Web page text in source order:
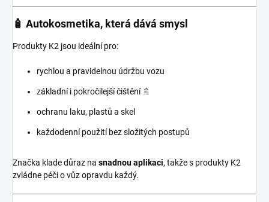
🧴 Autokosmetika, která dává smysl
Produkty K2 jsou ideální pro:
rychlou a pravidelnou údržbu vozu
základní i pokročilejší čištění 🚿
ochranu laku, plastů a skel
každodenní použití bez složitých postupů
Značka klade důraz na snadnou aplikaci, takže s produkty K2
zvládne péči o vůz opravdu každý.